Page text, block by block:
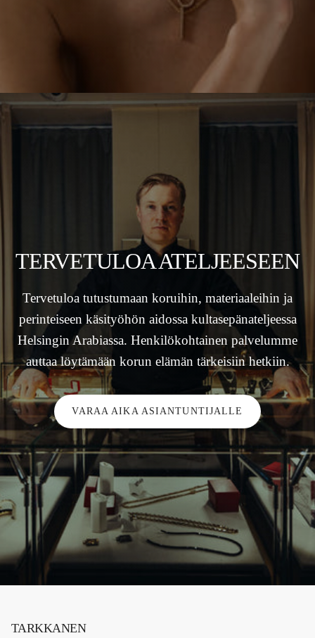
TERVETULOA ATELJEESEEN
Tervetuloa tutustumaan koruihin, materiaaleihin ja
perinteiseen käsityöhön aidossa kultasepänateljeessa
Helsingin Arabiassa. Henkilökohtainen palvelumme
auttaa löytämään korun elämän tärkeisiin hetkiin.
VARAA AIKA ASIANTUNTIJALLE
TARKKANEN